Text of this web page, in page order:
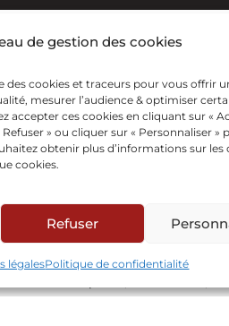
de gestion des cookies
des cookies et traceurs pour vous offrir
mesurer l’audience & optimiser
accepter ces cookies en cliquant sur «
» ou cliquer sur « Personnaliser »
obtenir plus d’informations sur les
cookies.
Refuser
légalesPolitique de confidentialité
répétitions
sont habituellement
ne pas avoir lieu,
vendredi
d’année